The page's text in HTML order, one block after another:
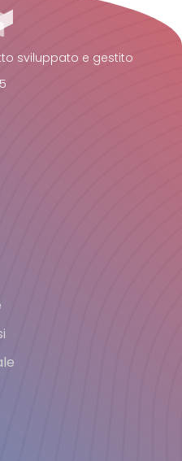
sviluppato e gestito